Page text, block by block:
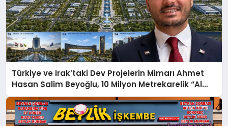
Türkiye ve Irak’taki Dev Projelerin Mimarı Ahmet
Hasan Salim Beyoğlu, 10 Milyon Metrekarelik “Al
Yusuf Holding Industrial City” Projesini Hayata
Geçirecek